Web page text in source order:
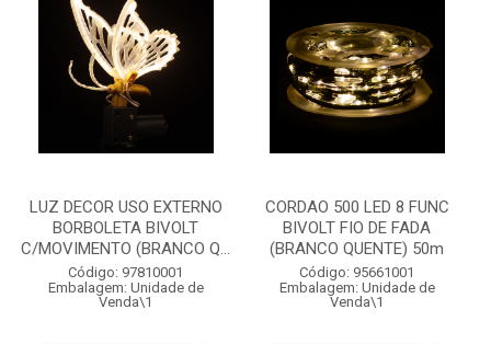
LUZ DECOR USO EXTERNO
BORBOLETA BIVOLT
C/MOVIMENTO (BRANCO Q...
Código: 97810001
Embalagem: Unidade de
Venda\1
CORDAO 500 LED 8 FUNC
BIVOLT FIO DE FADA
(BRANCO QUENTE) 50m
Código: 95661001
Embalagem: Unidade de
Venda\1